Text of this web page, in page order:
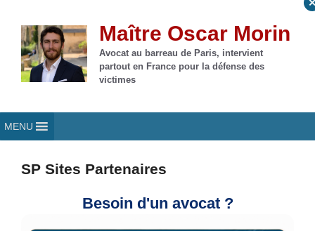
contenu
Maître Oscar Morin
Avocat au barreau de Paris, intervient
partout en France pour la défense des
victimes
MENU
SP Sites Partenaires
Besoin d'un avocat ?